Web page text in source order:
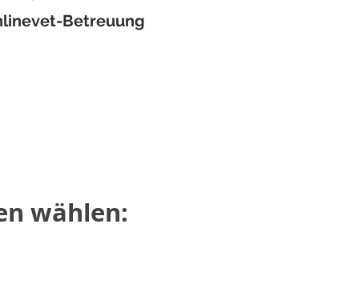
Bedarfs bei
du bei der Online-
wählen:
Betreuung
wählen: